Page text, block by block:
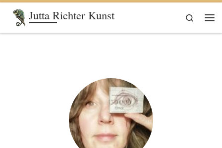
Zum Inhalt springen
Jutta Richter Kunst
Search